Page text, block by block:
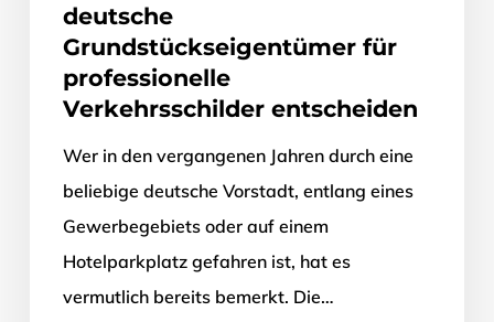
deutsche
Grundstückseigentümer für
professionelle
Verkehrsschilder entscheiden
Wer in den vergangenen Jahren durch eine
beliebige deutsche Vorstadt, entlang eines
Gewerbegebiets oder auf einem
Hotelparkplatz gefahren ist, hat es
vermutlich bereits bemerkt. Die…